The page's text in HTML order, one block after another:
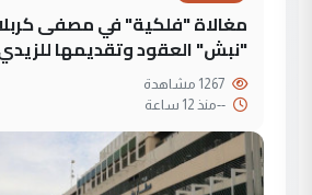
مغالاة "فلكية" في مصفى
"نبش" العقود وتقديمها
--منذ 12 ساعة